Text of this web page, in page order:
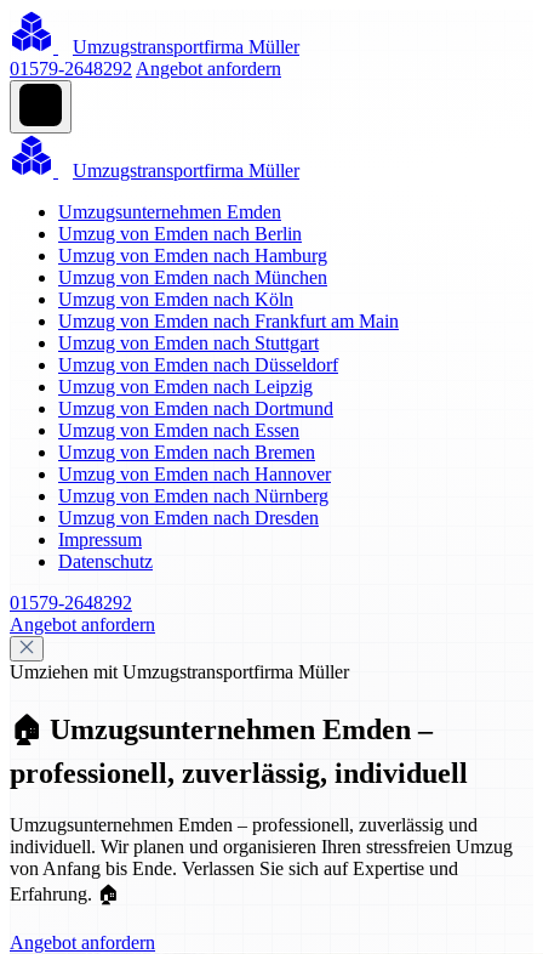
Umzugstransportfirma Müller
01579-2648292 Angebot anfordern
Umzugstransportfirma Müller
Umzugsunternehmen Emden
Umzug von Emden nach Berlin
Umzug von Emden nach Hamburg
Umzug von Emden nach München
Umzug von Emden nach Köln
Umzug von Emden nach Frankfurt am Main
Umzug von Emden nach Stuttgart
Umzug von Emden nach Düsseldorf
Umzug von Emden nach Leipzig
Umzug von Emden nach Dortmund
Umzug von Emden nach Essen
Umzug von Emden nach Bremen
Umzug von Emden nach Hannover
Umzug von Emden nach Nürnberg
Umzug von Emden nach Dresden
Impressum
Datenschutz
01579-2648292
Angebot anfordern
Umziehen mit Umzugstransportfirma Müller
🏠 Umzugsunternehmen Emden –
professionell, zuverlässig, individuell
Umzugsunternehmen Emden – professionell, zuverlässig und
individuell. Wir planen und organisieren Ihren stressfreien Umzug
von Anfang bis Ende. Verlassen Sie sich auf Expertise und
Erfahrung. 🏠
Angebot anfordern